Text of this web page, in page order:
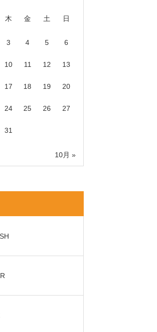
木 金 土 日
3 4 5 6
10 11 12 13
17 18 19 20
24 25 26 27
31
10月 »